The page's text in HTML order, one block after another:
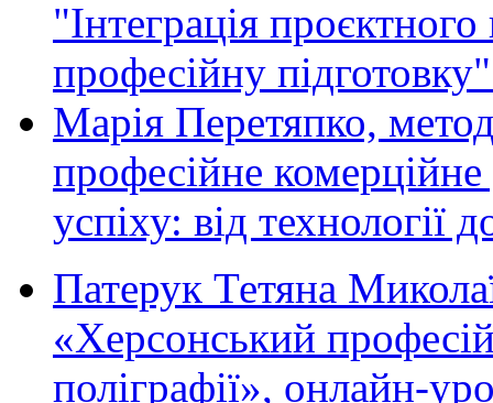
"Інтеграція
професійну
Марія Перетяпко,
професійне
успіху: від технології
Патерук Тетяна
«Херсонський
поліграфії», онлайн-